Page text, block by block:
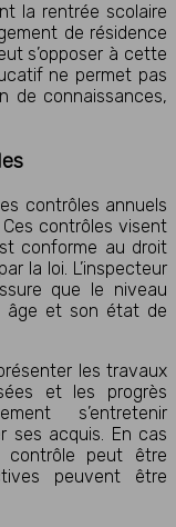
la rentrée scolaire
de résidence
s’opposer à cette
ne permet pas
de connaissances,
contrôles annuels
contrôles visent
conforme au droit
la loi. L’inspecteur
que le niveau
âge et son état de
les travaux
et les progrès
s’entretenir
ses acquis. En cas
contrôle peut être
peuvent être